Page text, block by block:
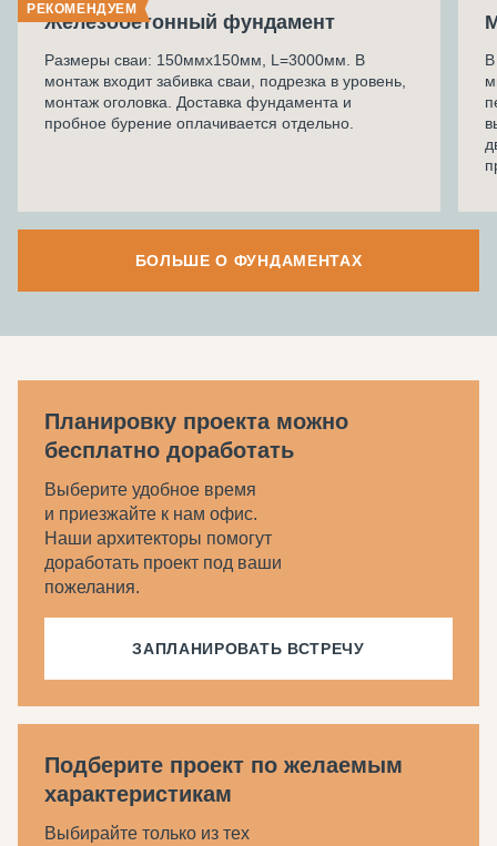
Железобетонный фундамент
Размеры сваи: 150ммх150мм, L=3000мм. В
монтаж входит забивка сваи, подрезка в уровень,
монтаж оголовка. Доставка фундамента и
пробное бурение оплачивается отдельно.
РЕКОМЕНДУЕМ
БОЛЬШЕ О ФУНДАМЕНТАХ
Планировку проекта можно
бесплатно доработать
Выберите удобное время
и приезжайте к нам офис.
Наши архитекторы помогут
доработать проект под ваши
пожелания.
ЗАПЛАНИРОВАТЬ ВСТРЕЧУ
Подберите проект по желаемым
характеристикам
Выбирайте только из тех